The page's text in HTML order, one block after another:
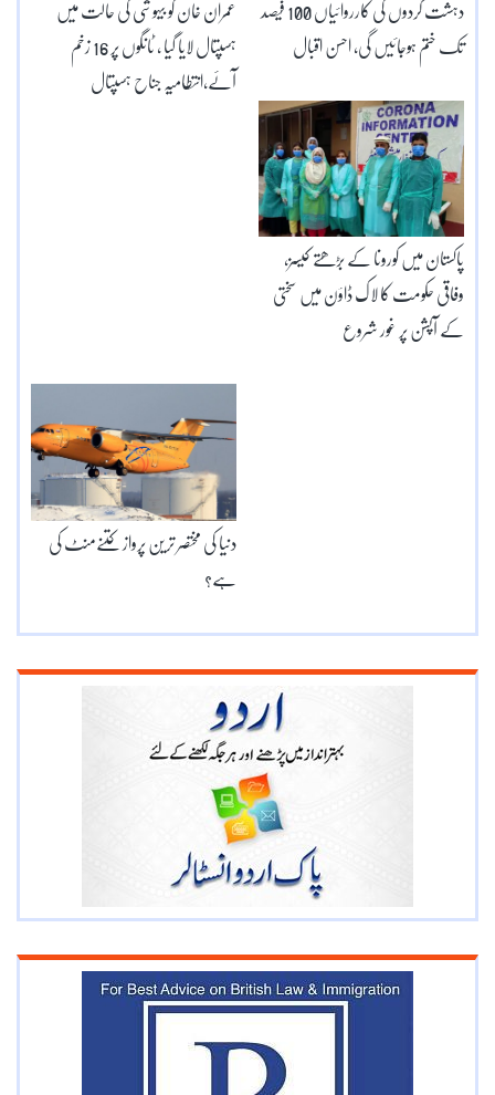
عمران خان کو بیہوشی کی حالت میں
ہسپتال لایا گیا ، ٹانگوں پر 16 زخم
آئے،انتطامیہ جناح ہسپتال
دہشت گردوں کی کارروائیاں 100 فیصد
تک ختم ہوجائیں گی، احسن اقبال
پاکستان میں کورونا کے بڑھتے کیسز،
وفاقی حکومت کا لاک ڈاؤن میں سختی
کے آپشن پر غور شروع
دنیا کی مختصر ترین پرواز کتنےمنٹ کی
ہے؟